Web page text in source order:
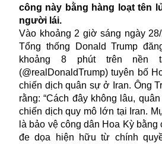
công này bằng hàng loạt tên
người lái.
Vào khoảng 2 giờ sáng ngày
Tổng thống Donald Trump
khoảng 8 phút trên nền
(@realDonaldTrump) tuyên bố
chiến dịch quân sự ở Iran. Ông
rằng: “Cách đây không lâu,
chiến dịch quy mô lớn tại Iran.
là bảo vệ công dân Hoa Kỳ bằng
đe dọa hiện hữu từ chính